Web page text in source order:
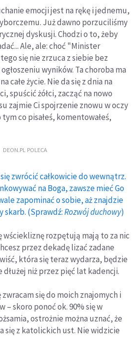
emocji jest na rękę i jednemu,
Już dawno porzuciliśmy
dyskusji. Chodzi o to, żeby
Ale, ale: choć "Minister
się nie zrzuca z siebie bez
wyników. Ta choroba ma
całe życie. Nie da się z dnia na
spuścić żółci, zacząć na nowo
zajmie Ci spojrzenie znowu w oczy
co pisałeś, komentowałeś,
DEON.PL POLECA
zwrócić całkowicie do wewnątrz.
na Boga, zawsze mieć Go
zapominać o sobie, aż znajdzie
skarb. (Sprawdź:Rozwój duchowy)
rozpętują mają to za nic
przez dekadę lizać zadane
która się teraz wydarza, będzie
dłużej niż przez pięć lat kadencji.
się do moich znajomych i
– skoro ponoć ok. 90% się w
ostrożnie można uznać, że
się z katolickich ust. Nie widzicie